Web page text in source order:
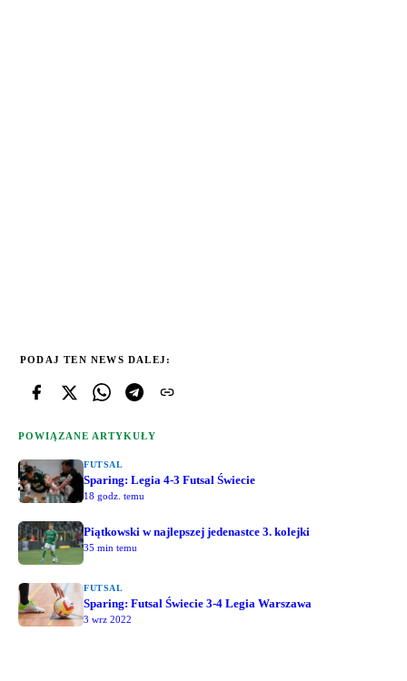
PODAJ TEN NEWS DALEJ:
POWIĄZANE ARTYKUŁY
FUTSAL
Sparing: Legia 4-3 Futsal Świecie
18 godz. temu
Piątkowski w najlepszej jedenastce 3. kolejki
35 min temu
FUTSAL
Sparing: Futsal Świecie 3-4 Legia Warszawa
3 wrz 2022